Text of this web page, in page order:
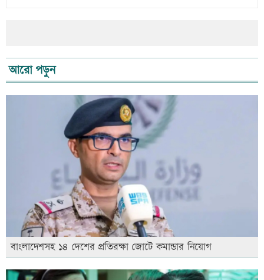
আরো পড়ুন
বাংলাদেশসহ ১৪ দেশের প্রতিরক্ষা জোটে কমান্ডার নিয়োগ